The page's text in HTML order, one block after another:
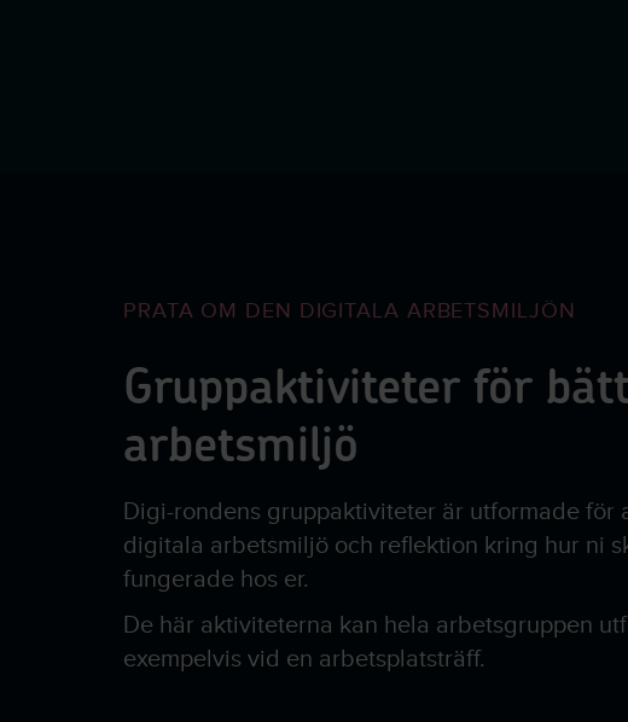
PRATA OM DEN DIGITALA ARBETSMILJÖN
Gruppaktiviteter för
arbetsmiljö
Digi-rondens gruppaktiviteter är utformade för
digitala arbetsmiljö och reflektion kring hur ni
fungerade hos er.
De här aktiviteterna kan hela arbetsgruppen
exempelvis vid en arbetsplatsträff.